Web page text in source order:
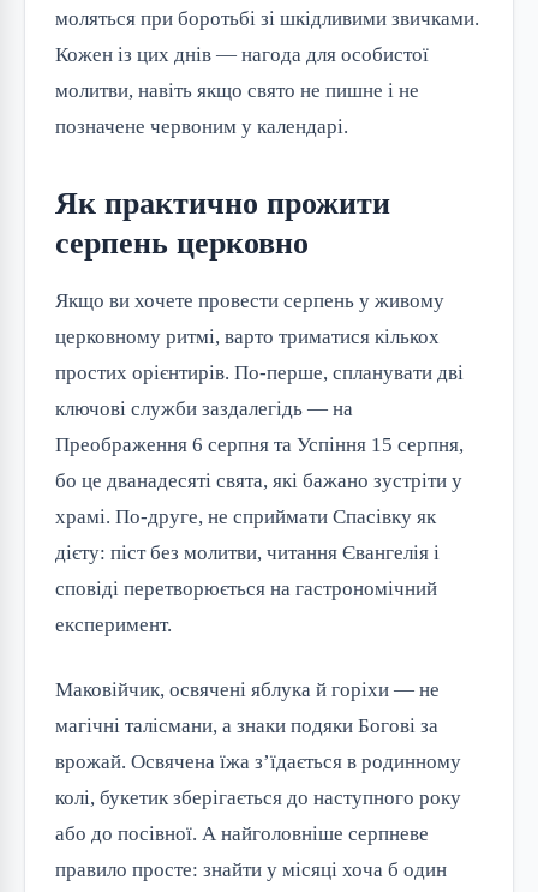
моляться при боротьбі зі шкідливими звичками.
Кожен із цих днів — нагода для особистої
молитви, навіть якщо свято не пишне і не
позначене червоним у календарі.
Як практично прожити
серпень церковно
Якщо ви хочете провести серпень у живому
церковному ритмі, варто триматися кількох
простих орієнтирів. По-перше, спланувати дві
ключові служби заздалегідь — на
Преображення 6 серпня та Успіння 15 серпня,
бо це дванадесяті свята, які бажано зустріти у
храмі. По-друге, не сприймати Спасівку як
дієту: піст без молитви, читання Євангелія і
сповіді перетворюється на гастрономічний
експеримент.
Маковійчик, освячені яблука й горіхи — не
магічні талісмани, а знаки подяки Богові за
врожай. Освячена їжа з’їдається в родинному
колі, букетик зберігається до наступного року
або до посівної. А найголовніше серпневе
правило просте: знайти у місяці хоча б один